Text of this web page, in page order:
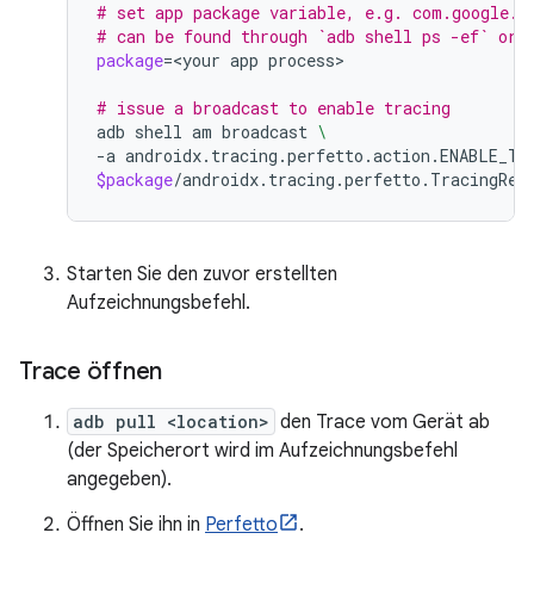
# set app package variable, e.g.
# can be found through `adb shell ps -ef` or
package=<your app process>
# issue a broadcast to enable tracing
adb shell am broadcast \
-a
$package
Starten Sie den zuvor erstellten
Aufzeichnungsbefehl.
Trace öffnen
adb pull <location> den Trace vom Gerät ab
(der Speicherort wird im Aufzeichnungsbefehl
angegeben).
Öffnen Sie ihn in Perfetto .